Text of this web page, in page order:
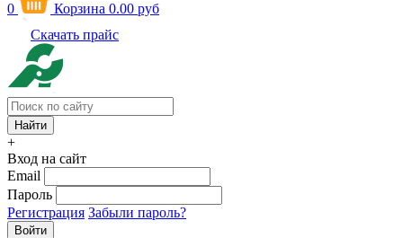
0 Корзина 0.00 руб
Скачать прайс
+
Вход на сайт
Email
Пароль
Регистрация Забыли пароль?
Войти